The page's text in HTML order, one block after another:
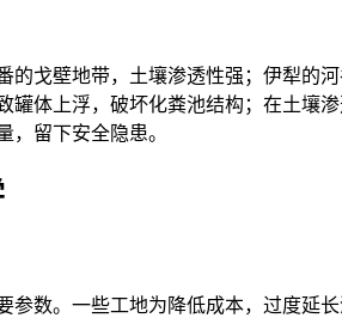
的戈壁地带，土壤渗透性强；伊犁的
罐体上浮，破坏化粪池结构；在土壤
，留下安全隐患。
参数。一些工地为降低成本，过度延